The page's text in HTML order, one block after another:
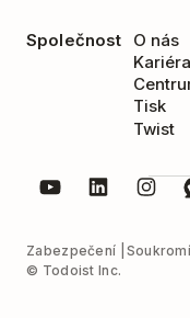
Společnost
O nás
Kariéra
Tisk
Twist
Zabezpečení Soukromí
© Todoist Inc.